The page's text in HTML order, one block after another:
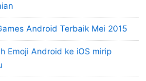
Android Terbaik Mei 2015
Emoji Android ke iOS mirip